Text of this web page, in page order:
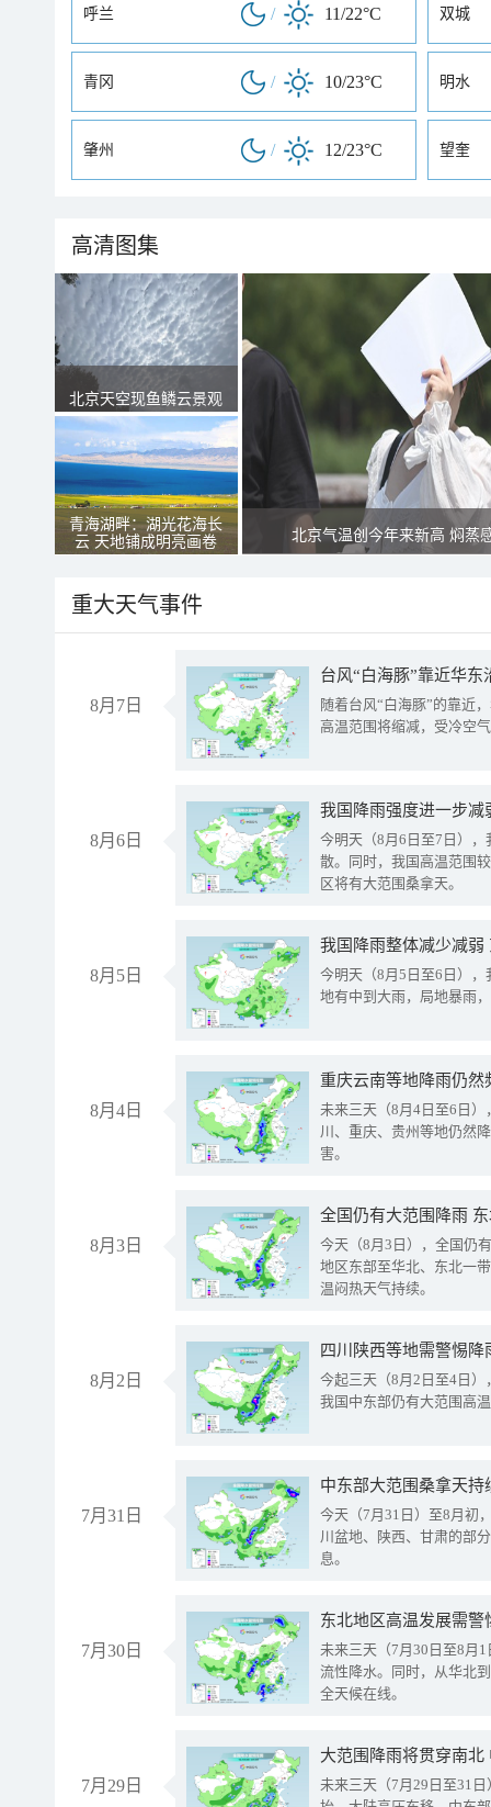
呼兰 / 11/22°C 双城
青冈 / 10/23°C 明水
肇州 / 12/23°C 望奎
高清图集
北京天空现鱼鳞云景观
青海湖畔：湖光花海长
云 天地铺成明亮画卷
北京气温创今年来新高 焖蒸
重大天气事件
8月7日
台风“白海豚”靠近华
随着台风“白海豚”的靠近
高温范围将缩减，受冷空
8月6日
今明天（8月6日至7日）
散。同时，我国高温范围
区将有大范围桑拿天。
8月5日
我国降雨整体减少减弱
今明天（8月5日至6日）
地有中到大雨，局地暴雨
8月4日
重庆云南等地降雨仍然
未来三天（8月4日至6日
川、重庆、贵州等地仍然
害。
8月3日
全国仍有大范围降雨
今天（8月3日），全国仍
地区东部至华北、东北一
温闷热天气持续。
8月2日
今起三天（8月2日至4日
我国中东部仍有大范围高
7月31日
中东部大范围桑拿天
今天（7月31日）至8月初
川盆地、陕西、甘肃的部
息。
7月30日
东北地区高温发展需
未来三天（7月30日至8月
流性降水。同时，从华北
全天候在线。
7月29日
大范围降雨将贯穿南
未来三天（7月29日至31